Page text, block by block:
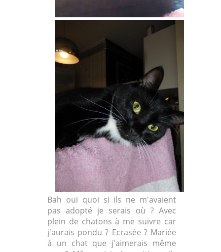
Bah oui quoi si ils ne m'avaient
pas adopté je serais où ? Avec
plein de chatons à me suivre car
j'aurais pondu ? Ecrasée ? Mariée
à un chat que j'aimerais même